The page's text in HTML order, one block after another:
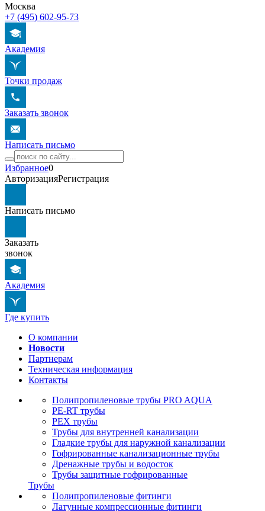
Москва
+7 (495) 602-95-73
Академия
Точки продаж
Заказать звонок
Написать письмо
Избранное0
АвторизацияРегистрация
Написать письмо
Заказать
звонок
Академия
Где купить
О компании
Новости
Партнерам
Техническая информация
Контакты
Полипропиленовые трубы PRO AQUA
PE-RT трубы
PEX трубы
Трубы для внутренней канализации
Гладкие трубы для наружной канализации
Гофрированные канализационные трубы
Дренажные трубы и водосток
Трубы защитные гофрированные
Трубы
Полипропиленовые фитинги
Латунные компрессионные фитинги